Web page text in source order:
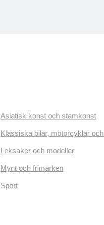
Asiatisk konst och stamkonst
Klassiska bilar, motorcyklar
Leksaker och modeller
Mynt och frimärken
Sport